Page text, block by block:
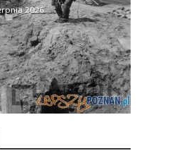
2026